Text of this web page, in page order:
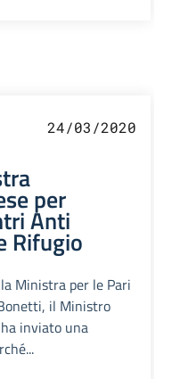
24/03/2020
per
Anti
Rifugio
Ministra per le Pari
il Ministro
inviato una